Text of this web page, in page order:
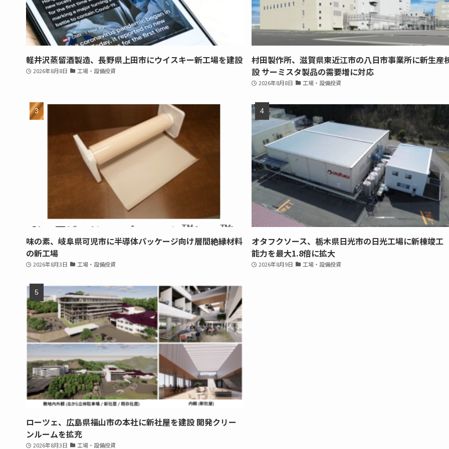
軽井沢蒸留酒製造、長野県上田市にウイスキー新工場を建設
2026年8月8日 工場・設備投資
村田製作所、滋賀県東近江市の八日市事業所に新生産
設 サーミスタ製品の需要増に対応
2026年8月8日 工場・設備投資
味の素、岐阜県可児市に半導体パッケージ向け層間絶縁材料
の新工場
2026年8月3日 工場・設備投資
オタフクソース、栃木県日光市の日光工場に新棟竣
能力を最大1.8倍に拡大
2026年8月9日 工場・設備投資
ローツェ、広島県福山市の本社に新社屋を建設 開発クリー
ンルームを拡充
2026年8月3日 工場・設備投資